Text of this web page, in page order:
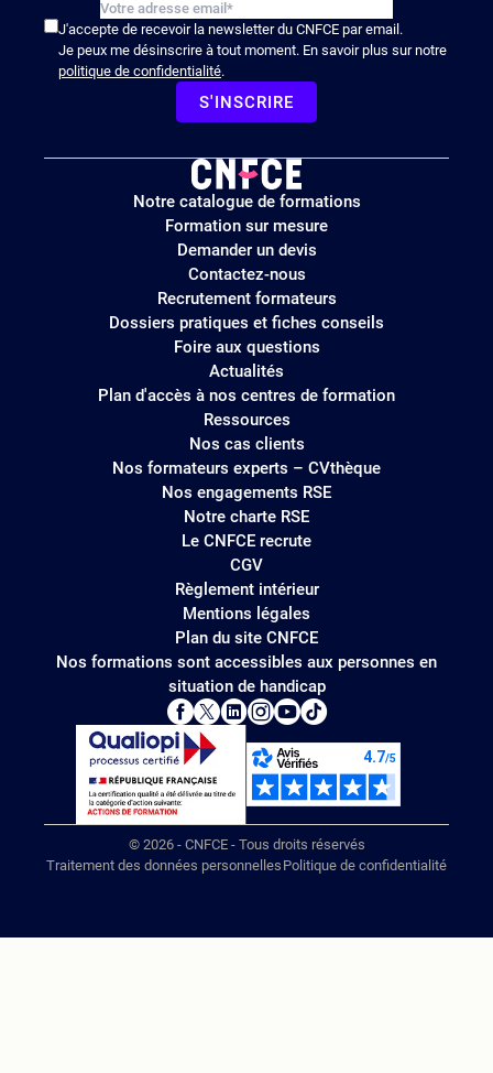
J'accepte de recevoir la newsletter du CNFCE par email.
Je peux me désinscrire à tout moment. En savoir plus sur notre
politique de confidentialité.
S'INSCRIRE
Logo
site
Notre catalogue de formations
Formation sur mesure
Demander un devis
Contactez-nous
Recrutement formateurs
Dossiers pratiques et fiches conseils
Foire aux questions
Actualités
Plan d'accès à nos centres de formation
Ressources
Nos cas clients
Nos formateurs experts – CVthèque
Nos engagements RSE
Notre charte RSE
Le CNFCE recrute
CGV
Règlement intérieur
Mentions légales
Plan du site CNFCE
Nos formations sont accessibles aux personnes en
situation de handicap
© 2026 - CNFCE - Tous droits réservés
Traitement des données personnelles Politique de confidentialité